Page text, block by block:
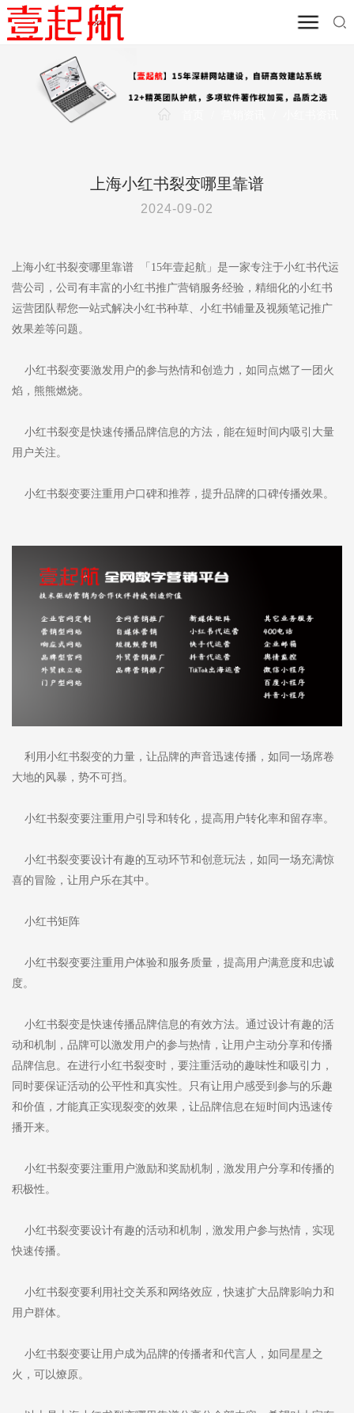
上海小红书裂变哪里靠谱
2024-09-02
上海小红书裂变哪里靠谱 「15年壹起航」是一家专注于小红书代运
营公司，公司有丰富的小红书推广营销服务经验，精细化的小红书
运营团队帮您一站式解决小红书种草、小红书铺量及视频笔记推广
效果差等问题。
小红书裂变要激发用户的参与热情和创造力，如同点燃了一团火
焰，熊熊燃烧。
小红书裂变是快速传播品牌信息的方法，能在短时间内吸引大量
用户关注。
小红书裂变要注重用户口碑和推荐，提升品牌的口碑传播效果。
利用小红书裂变的力量，让品牌的声音迅速传播，如同一场席卷
大地的风暴，势不可挡。
小红书裂变要注重用户引导和转化，提高用户转化率和留存率。
小红书裂变要设计有趣的互动环节和创意玩法，如同一场充满惊
喜的冒险，让用户乐在其中。
小红书矩阵
小红书裂变要注重用户体验和服务质量，提高用户满意度和忠诚
度。
小红书裂变是快速传播品牌信息的有效方法。通过设计有趣的活
动和机制，品牌可以激发用户的参与热情，让用户主动分享和传播
品牌信息。在进行小红书裂变时，要注重活动的趣味性和吸引力，
同时要保证活动的公平性和真实性。只有让用户感受到参与的乐趣
和价值，才能真正实现裂变的效果，让品牌信息在短时间内迅速传
播开来。
小红书裂变要注重用户激励和奖励机制，激发用户分享和传播的
积极性。
小红书裂变要设计有趣的活动和机制，激发用户参与热情，实现
快速传播。
小红书裂变要利用社交关系和网络效应，快速扩大品牌影响力和
用户群体。
小红书裂变要让用户成为品牌的传播者和代言人，如同星星之
火，可以燎原。